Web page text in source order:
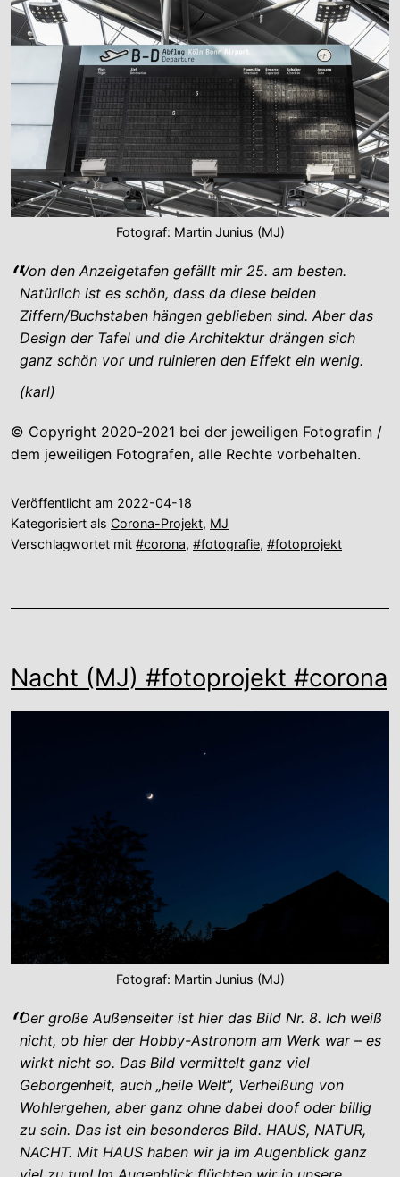
Fotograf: Martin Junius (MJ)
Von den Anzeigetafen gefällt mir 25. am besten.
Natürlich ist es schön, dass da diese beiden
Ziffern/Buchstaben hängen geblieben sind. Aber das
Design der Tafel und die Architektur drängen sich
ganz schön vor und ruinieren den Effekt ein wenig.
(karl)
© Copyright 2020-2021 bei der jeweiligen Fotografin /
dem jeweiligen Fotografen, alle Rechte vorbehalten.
Veröffentlicht am 2022-04-18
Kategorisiert als Corona-Projekt, MJ
Verschlagwortet mit #corona, #fotografie, #fotoprojekt
Nacht (MJ) #fotoprojekt #corona
Fotograf: Martin Junius (MJ)
Der große Außenseiter ist hier das Bild Nr. 8. Ich weiß
nicht, ob hier der Hobby-Astronom am Werk war – es
wirkt nicht so. Das Bild vermittelt ganz viel
Geborgenheit, auch „heile Welt“, Verheißung von
Wohlergehen, aber ganz ohne dabei doof oder billig
zu sein. Das ist ein besonderes Bild. HAUS, NATUR,
NACHT. Mit HAUS haben wir ja im Augenblick ganz